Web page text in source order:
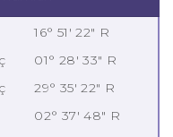
16° 51' 22" R
01° 28' 33" R
29° 35' 22" R
02° 37' 48" R